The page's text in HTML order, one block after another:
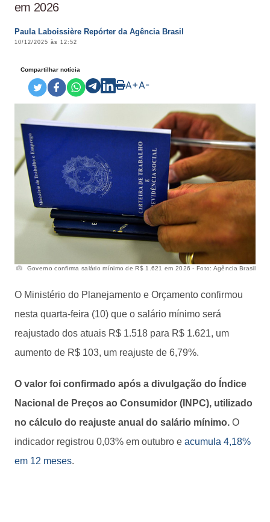
em 2026
Paula Laboissière Repórter da Agência Brasil
10/12/2025 às 12:52
Compartilhar notícia
A+A-
Governo confirma salário mínimo de R$ 1.621 em 2026 - Foto: Agência Brasil
O Ministério do Planejamento e Orçamento confirmou
nesta quarta-feira (10) que o salário mínimo será
reajustado dos atuais R$ 1.518 para R$ 1.621, um
aumento de R$ 103, um reajuste de 6,79%.
O valor foi confirmado após a divulgação do Índice
Nacional de Preços ao Consumidor (INPC), utilizado
no cálculo do reajuste anual do salário mínimo. O
indicador registrou 0,03% em outubro e acumula 4,18%
em 12 meses.